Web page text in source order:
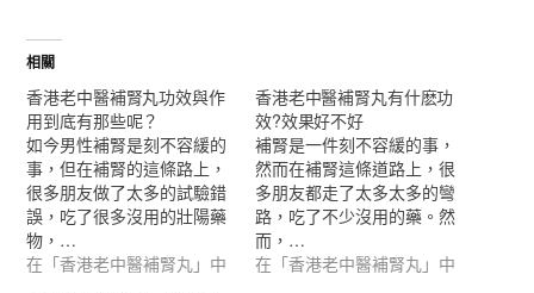
相關
香港老中醫補腎丸功效與作
用到底有那些呢？
如今男性補腎是刻不容緩的
事，但在補腎的這條路上，
很多朋友做了太多的試驗錯
誤，吃了很多沒用的壯陽藥
物，…
在「香港老中醫補腎丸」中
香港老中醫補腎丸有什麽功
效?效果好不好
補腎是一件刻不容緩的事，
然而在補腎這條道路上，很
多朋友都走了太多太多的彎
路，吃了不少沒用的藥。然
而，…
在「香港老中醫補腎丸」中